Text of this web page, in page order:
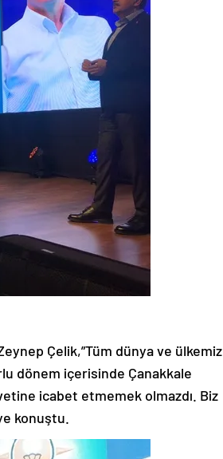
Çelik,”Tüm dünya ve ülkemiz
dönem içerisinde Çanakkale
icabet etmemek olmazdı. Biz
konuştu.